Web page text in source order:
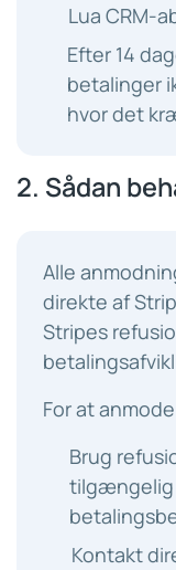
Lua CRM-
Efter 14
betalinger
hvor det
2. Sådan
Alle
direkte af
Stripes
For at
Brug
tilgængelig
Kontakt